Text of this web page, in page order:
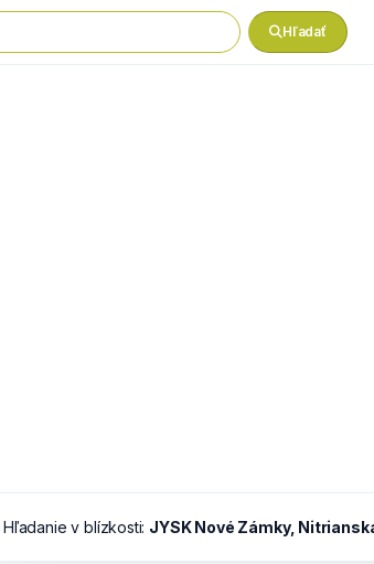
Hľadať
Hľadanie v blízkosti: JYSK Nové Zámky,